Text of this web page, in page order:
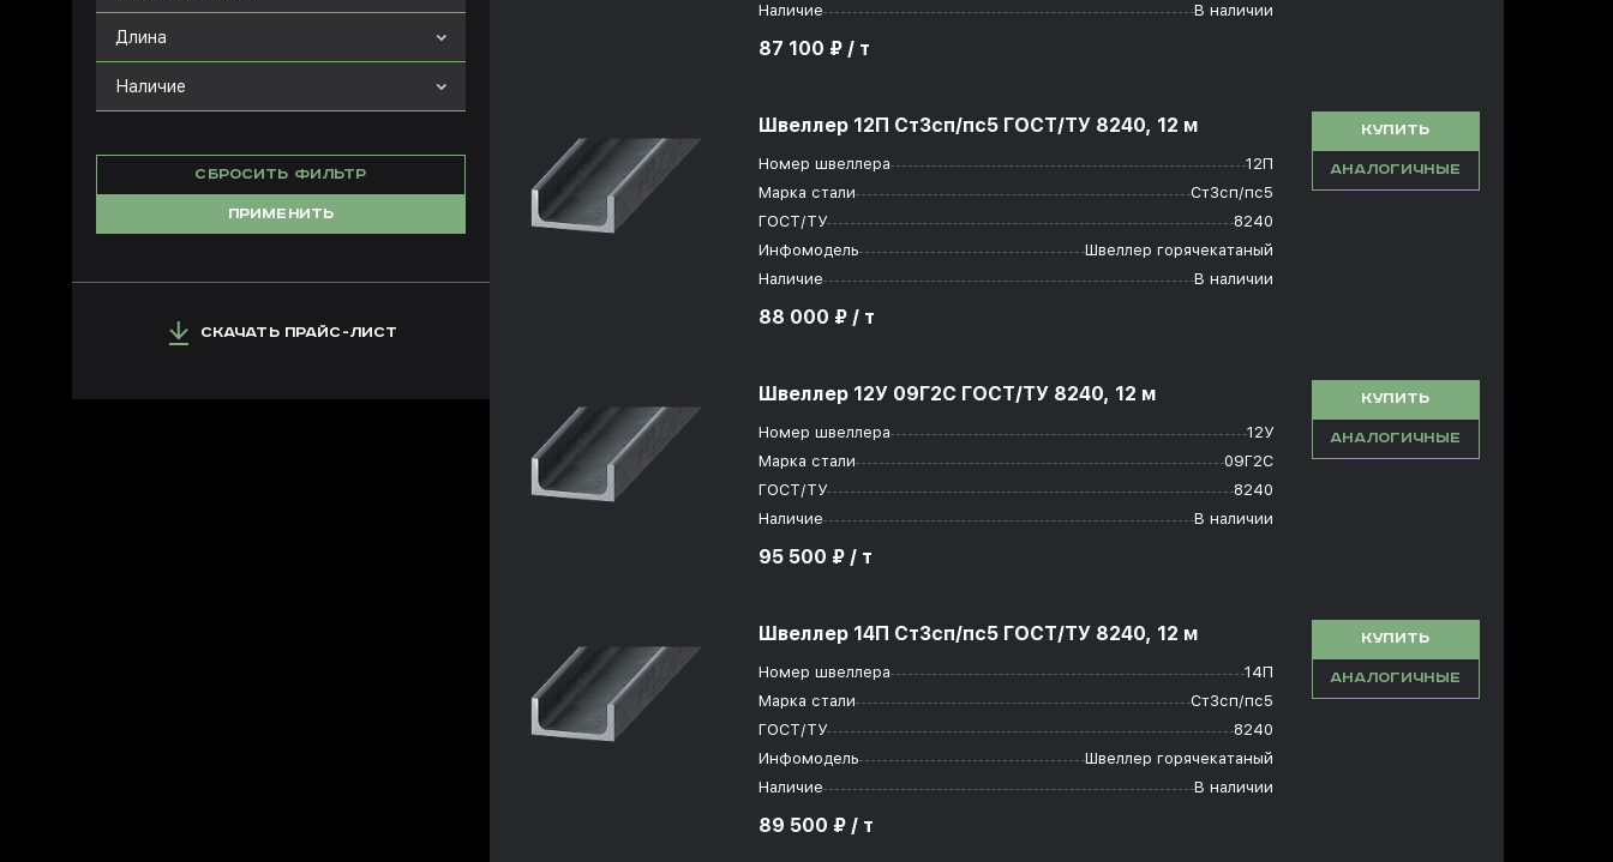
Длина
Наличие
СБРОСИТЬ ФИЛЬТР
ПРИМЕНИТЬ
СКАЧАТЬ ПРАЙС-ЛИСТ
Наличие
В наличии
87 100 ₽ / т
Швеллер 12П Ст3сп/пс5 ГОСТ/ТУ 8240, 12 м
Номер швеллера
12П
Марка стали
Ст3сп/пс5
ГОСТ/ТУ
8240
Инфомодель
Швеллер горячекатаный
Наличие
В наличии
88 000 ₽ / т
КУПИТЬ
АНАЛОГИЧНЫЕ
Швеллер 12У 09Г2С ГОСТ/ТУ 8240, 12 м
Номер швеллера
12У
Марка стали
09Г2С
ГОСТ/ТУ
8240
Наличие
В наличии
95 500 ₽ / т
КУПИТЬ
АНАЛОГИЧНЫЕ
Швеллер 14П Ст3сп/пс5 ГОСТ/ТУ 8240, 12 м
Номер швеллера
14П
Марка стали
Ст3сп/пс5
ГОСТ/ТУ
8240
Инфомодель
Швеллер горячекатаный
Наличие
В наличии
89 500 ₽ / т
КУПИТЬ
АНАЛОГИЧНЫЕ